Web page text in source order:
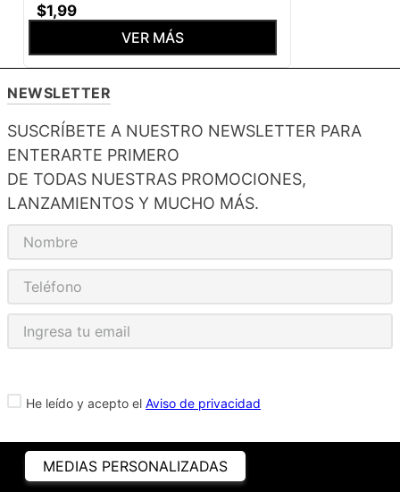
$1,99
VER MÁS
NEWSLETTER
SUSCRÍBETE A NUESTRO NEWSLETTER PARA
ENTERARTE PRIMERO
DE TODAS NUESTRAS PROMOCIONES,
LANZAMIENTOS Y MUCHO MÁS.
He leído y acepto el Aviso de privacidad
MEDIAS PERSONALIZADAS